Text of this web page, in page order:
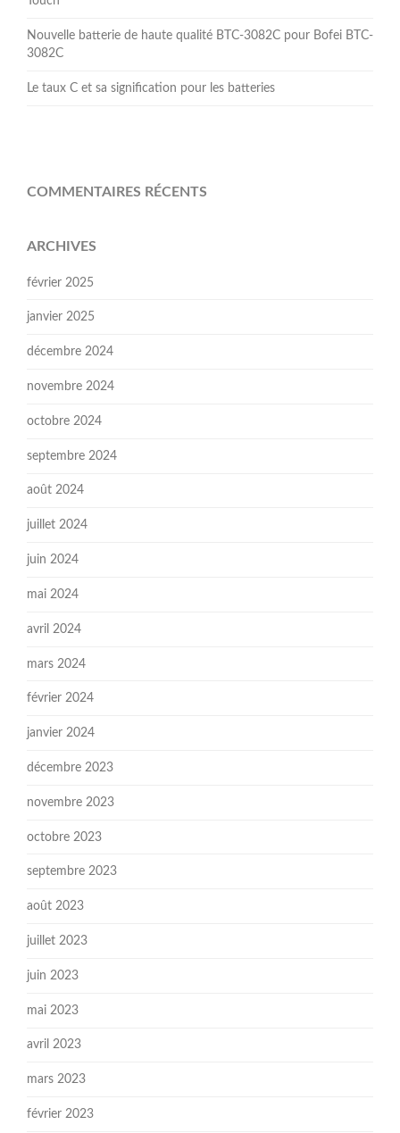
Nouvelle batterie de haute qualité BTC-3082C pour Bofei BTC-
3082C
Le taux C et sa signification pour les batteries
COMMENTAIRES RÉCENTS
ARCHIVES
février 2025
janvier 2025
décembre 2024
novembre 2024
octobre 2024
septembre 2024
août 2024
juillet 2024
juin 2024
mai 2024
avril 2024
mars 2024
février 2024
janvier 2024
décembre 2023
novembre 2023
octobre 2023
septembre 2023
août 2023
juillet 2023
juin 2023
mai 2023
avril 2023
mars 2023
février 2023